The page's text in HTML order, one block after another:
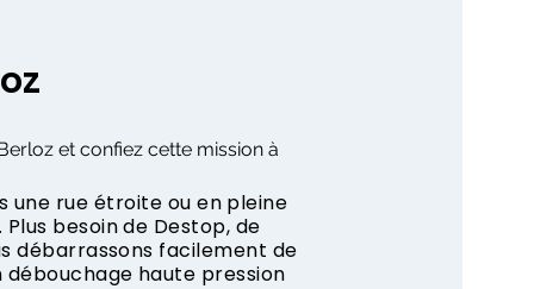
et confiez cette mission à
une rue étroite ou en pleine
besoin de Destop, de
débarrassons facilement de
haute pression